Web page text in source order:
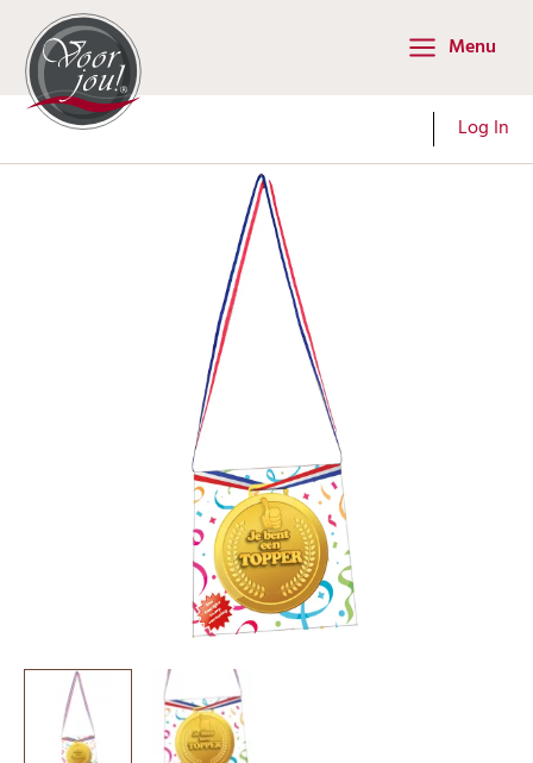
naar
inhoud
Main
Menu
Menu
Log In